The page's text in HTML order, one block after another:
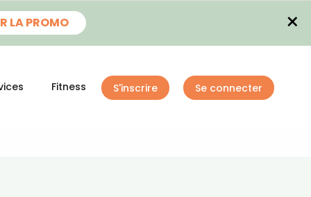
LA PROMO ×
Fitness S'inscrire Se connecter